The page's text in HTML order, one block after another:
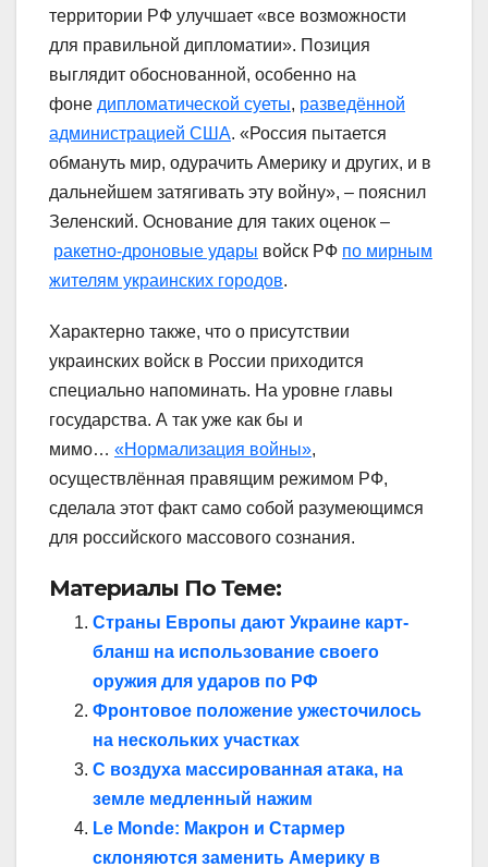
территории РФ улучшает «все возможности
для правильной дипломатии». Позиция
выглядит обоснованной, особенно на
фоне дипломатической суеты, разведённой
администрацией США. «Россия пытается
обмануть мир, одурачить Америку и других, и в
дальнейшем затягивать эту войну», – пояснил
Зеленский. Основание для таких оценок –
ракетно-дроновые удары войск РФ по мирным
жителям украинских городов.
Характерно также, что о присутствии
украинских войск в России приходится
специально напоминать. На уровне главы
государства. А так уже как бы и
мимо… «Нормализация войны»,
осуществлённая правящим режимом РФ,
сделала этот факт само собой разумеющимся
для российского массового сознания.
Материалы По Теме:
Страны Европы дают Украине карт-
бланш на использование своего
оружия для ударов по РФ
Фронтовое положение ужесточилось
на нескольких участках
С воздуха массированная атака, на
земле медленный нажим
Le Monde: Макрон и Стармер
склоняются заменить Америку в